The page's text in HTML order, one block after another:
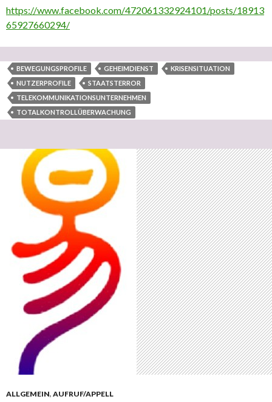
https://www.facebook.com/472061332924101/posts/18913
65927660294/
BEWEGUNGSPROFILE GEHEIMDIENST
KRISENSITUATION
NUTZERPROFILE
STAATSTERROR
TELEKOMMUNIKATIONSUNTERNEHMEN
TOTALKONTROLLÜBERWACHUNG
ALLGEMEIN, AUFRUF/APPELL